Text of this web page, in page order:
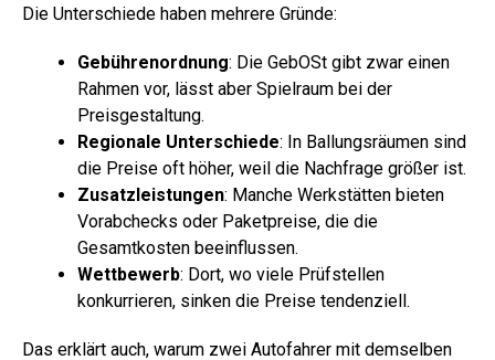
Die Unterschiede haben mehrere Gründe:
Gebührenordnung: Die GebOSt gibt zwar einen
Rahmen vor, lässt aber Spielraum bei der
Preisgestaltung.
Regionale Unterschiede: In Ballungsräumen sind
die Preise oft höher, weil die Nachfrage größer ist.
Zusatzleistungen: Manche Werkstätten bieten
Vorabchecks oder Paketpreise, die die
Gesamtkosten beeinflussen.
Wettbewerb: Dort, wo viele Prüfstellen
konkurrieren, sinken die Preise tendenziell.
Das erklärt auch, warum zwei Autofahrer mit demselben